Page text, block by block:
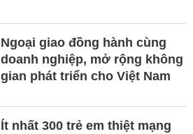
Ngoại giao đồng hành cùng
doanh nghiệp, mở rộng không
gian phát triển cho Việt Nam
Ít nhất 300 trẻ em thiệt mạng